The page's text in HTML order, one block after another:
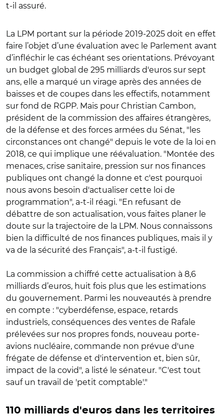
t-il assuré.
La LPM portant sur la période 2019-2025 doit en effet
faire l’objet d’une évaluation avec le Parlement avant
d’infléchir le cas échéant ses orientations. Prévoyant
un budget global de 295 milliards d'euros sur sept
ans, elle a marqué un virage après des années de
baisses et de coupes dans les effectifs, notamment
sur fond de RGPP. Mais pour Christian Cambon,
président de la commission des affaires étrangères,
de la défense et des forces armées du Sénat, "les
circonstances ont changé" depuis le vote de la loi en
2018, ce qui implique une réévaluation. "Montée des
menaces, crise sanitaire, pression sur nos finances
publiques ont changé la donne et c'est pourquoi
nous avons besoin d'actualiser cette loi de
programmation", a-t-il réagi. "En refusant de
débattre de son actualisation, vous faites planer le
doute sur la trajectoire de la LPM. Nous connaissons
bien la difficulté de nos finances publiques, mais il y
va de la sécurité des Français", a-t-il fustigé.
La commission a chiffré cette actualisation à 8,6
milliards d’euros, huit fois plus que les estimations
du gouvernement. Parmi les nouveautés à prendre
en compte : "cyberdéfense, espace, retards
industriels, conséquences des ventes de Rafale
prélevées sur nos propres fonds, nouveau porte-
avions nucléaire, commande non prévue d'une
frégate de défense et d'intervention et, bien sûr,
impact de la covid", a listé le sénateur. "C'est tout
sauf un travail de 'petit comptable'."
110 milliards d'euros dans les territoires